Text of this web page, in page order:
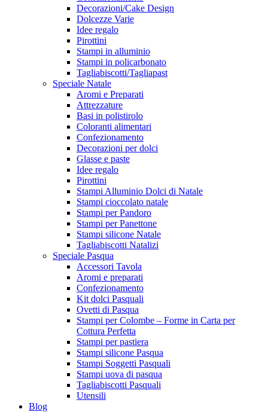
Decorazioni/Cake Design
Dolcezze Varie
Idee regalo
Pirottini
Stampi in alluminio
Stampi in policarbonato
Tagliabiscotti/Tagliapast
Speciale Natale
Aromi e Preparati
Attrezzature
Basi in polistirolo
Coloranti alimentari
Confezionamento
Decorazioni per dolci
Glasse e paste
Idee regalo
Pirottini
Stampi Alluminio Dolci di Natale
Stampi cioccolato natale
Stampi per Pandoro
Stampi per Panettone
Stampi silicone Natale
Tagliabiscotti Natalizi
Speciale Pasqua
Accessori Tavola
Aromi e preparati
Confezionamento
Kit dolci Pasquali
Ovetti di Pasqua
Stampi per Colombe – Forme in Carta per
Cottura Perfetta
Stampi per pastiera
Stampi silicone Pasqua
Stampi Soggetti Pasquali
Stampi uova di pasqua
Tagliabiscotti Pasquali
Utensili
Blog